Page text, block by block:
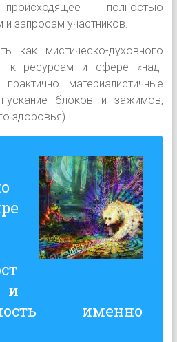
полностью
и запросам участников.
как мистическо-духовного
к ресурсам и сфере «над-
материалистичные
блоков и зажимов,
здоровья).
именно